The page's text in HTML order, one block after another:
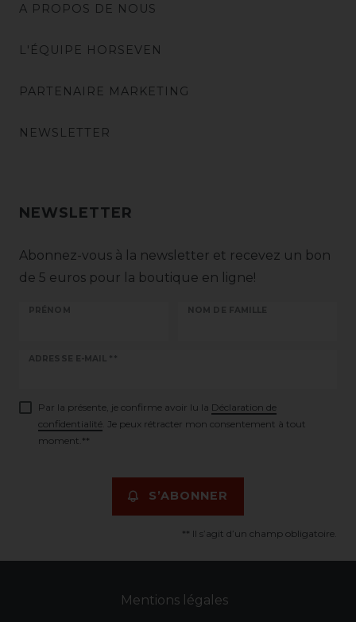
A PROPOS DE NOUS
L'ÉQUIPE HORSEVEN
PARTENAIRE MARKETING
NEWSLETTER
NEWSLETTER
Abonnez-vous à la newsletter et recevez un bon
de 5 euros pour la boutique en ligne!
PRÉNOM NOM DE FAMILLE
ADRESSE E-MAIL **
Ceres::Template.newsletterHoneypotLabel
Par la présente, je confirme avoir lu la Déclaration de
confidentialité . Je peux rétracter mon consentement à tout
moment.**
S’ABONNER
** Il s’agit d’un champ obligatoire.
Mentions légales